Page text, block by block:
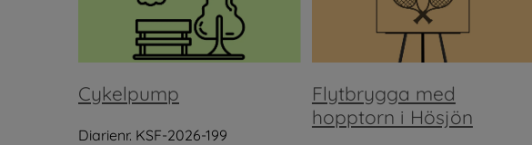
Cykelpump
Diarienr. KSF-2026-199
Flytbrygga med
hopptorn i Hösjön